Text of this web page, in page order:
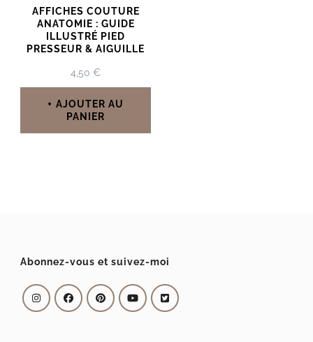
AFFICHES COUTURE
ANATOMIE : GUIDE
ILLUSTRÉ PIED
PRESSEUR & AIGUILLE
4,50€
AJOUTER AU
PANIER
Abonnez-vous et suivez-moi